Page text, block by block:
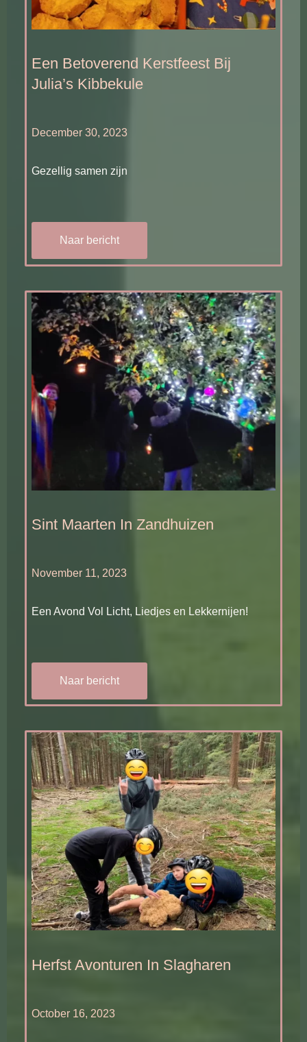
Een Betoverend Kerstfeest Bij
Julia’s Kibbekule
December 30, 2023
Gezellig samen zijn
Naar bericht
Sint Maarten In Zandhuizen
November 11, 2023
Een Avond Vol Licht, Liedjes en Lekkernijen!
Naar bericht
Herfst Avonturen In Slagharen
October 16, 2023